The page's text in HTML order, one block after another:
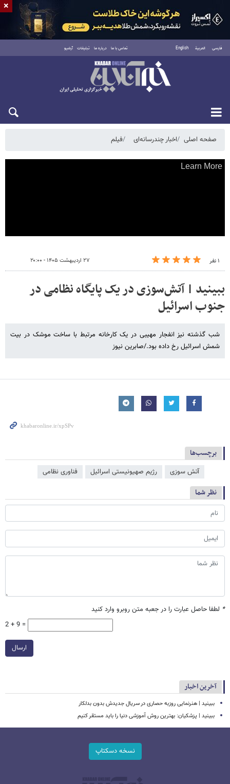
فارسی العربية English تماس با ما درباره ما تبلیغات آرشیو
جمعه ۱۶ مرداد ۱۴۰۵
صفحه اصلی اخبار چندرسانه‌ای فیلم
۱ نفر ۲۷ اردیبهشت ۱۴۰۵ - ۲۰:۰۰
ببینید | آتش‌‎سوزی در یک پایگاه نظامی در
جنوب اسرائیل
شب گذشته نیز انفجار مهیبی در یک کارخانه مرتبط با ساخت موشک در بیت
شمش اسرائیل رخ داده بود./صابرین نیوز
برچسب‌ها
آتش سوزی رژیم صهیونیستی اسرائیل فناوری نظامی
نظر شما
* لطفا حاصل عبارت را در جعبه متن روبرو وارد کنید
2 + 9 =
ارسال
آخرین اخبار
ببینید | هنرنمایی روزبه حصاری در سریال جدیدش بدون بدلکار
ببینید | پزشکیان: بهترین روش آموزشی دنیا را باید مستقر کنیم
×
نسخه دسکتاپ